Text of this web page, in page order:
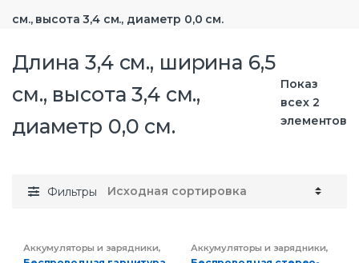
см., высота 3,4 см., диаметр 0,0 см.
Длина 3,4 см., ширина 6,5
см., высота 3,4 см.,
диаметр 0,0 см.
Показ
всех 2
элементов
Фильтры
Аккумуляторы и зарядники,
Мобильные аксессуары
Аккумуляторы и зарядники,
Мобильные аксессуары